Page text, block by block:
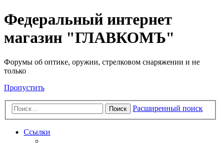
Федеральный интернет
магазин "ГЛАВКОМЪ"
Форумы об оптике, оружии, стрелковом снаряжении и не
только
Пропустить
Поиск Расширенный поиск
Ссылки